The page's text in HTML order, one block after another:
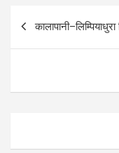
Post
navigation